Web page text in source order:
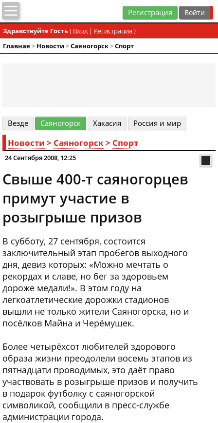
Регистрация
Здравствуйте Гость( Вход| Регистрация )
Главная > Новости>Cаяногорск>Спорт
Везде Cаяногорск Хакасия Россия и мир
Новости > Cаяногорск> Спорт
24 Сентября 2008, 12:25
Свыше 400-т саяногорцев
примут участие в
розыгрыше призов
В субботу, 27 сентября, состоится
заключительный этап пробегов выходного
дня, девиз которых: «Можно мечтать о
рекордах и славе, но бег за здоровьем
дороже медали!». В этом году на
легкоатлетические дорожки стадионов
вышли не только жители Саяногорска, но и
посёлков Майна и Черёмушек.
Более четырёхсот любителей здорового
образа жизни преодолели восемь этапов из
пятнадцати проводимых, это даёт право
участвовать в розыгрыше призов и получить
в подарок футболку с саяногорской
символикой, сообщили в пресс-службе
администрации города.